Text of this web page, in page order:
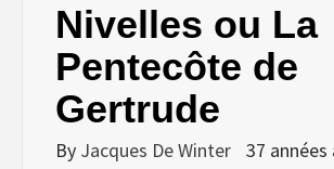
Nivelles ou La
Pentecôte de
Gertrude
By Jacques De Winter 37 années